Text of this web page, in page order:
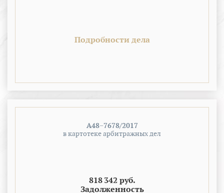
Подробности дела
А48−7678/2017
в картотеке арбитражных дел
818 342 руб.
Задолженность